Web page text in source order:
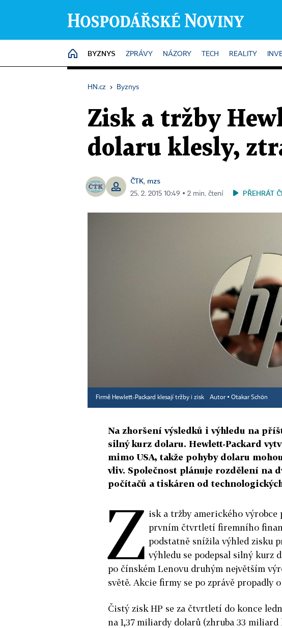
HOME
BYZNYS ZPRÁVY NÁZORY TECH REALITY
HN.cz › Byznys
Zisk a tržby
dolaru klesly,
ČTK, mzs
25. 2. 2015 10:49 ▪ 2 min. čtení PŘEHRÁT
Firmě Hewlett-Packard klesají tržby i zisk Autor ▪ Otakar Schön
Na zhoršení výsledků i výhledu na
silný kurz dolaru. Hewlett-Packard
mimo USA, takže pohyby dolaru
vliv. Společnost plánuje rozdělení na
počítačů a tiskáren od
Z isk a tržby amerického výrobce
prvním čtvrtletí firemního
podstatně snížila výhled zisku
výhledu se podepsal silný kurz
po čínském Lenovu druhým největším
světě. Akcie firmy se po zprávě propadly
Čistý zisk HP se za čtvrtletí do konce
na 1,37 miliardy dolarů (zhruba 33